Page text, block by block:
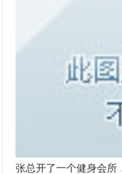
张总开了一个健身会所